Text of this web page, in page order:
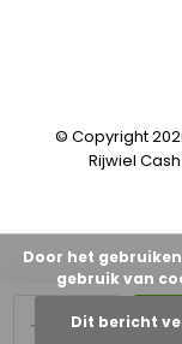
+
-
© Copyright
Rijwiel
Door het
gebruik van
Dit bericht